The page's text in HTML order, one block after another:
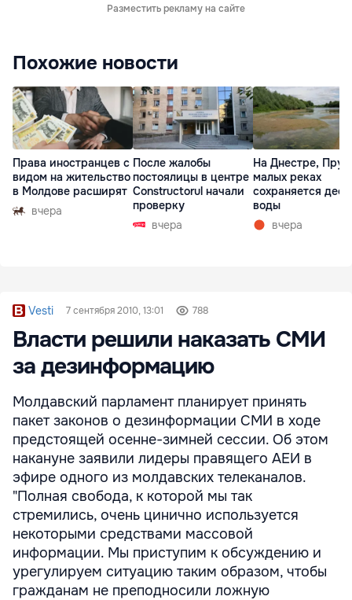
Разместить рекламу на сайте
Похожие новости
Права иностранцев с
видом на жительство
в Молдове расширят
вчера
После жалобы
постоялицы в центре
Constructorul начали
проверку
вчера
На Днестре,
малых реках
сохраняется
воды
вчера
Vesti 7 сентября 2010, 13:01 788
Власти решили наказать СМИ
за дезинформацию
Молдавский парламент планирует принять
пакет законов о дезинформации СМИ в ходе
предстоящей осенне-зимней сессии. Об этом
накануне заявили лидеры правящего АЕИ в
эфире одного из молдавских телеканалов.
"Полная свобода, к которой мы так
стремились, очень цинично используется
некоторыми средствами массовой
информации. Мы приступим к обсуждению и
урегулируем ситуацию таким образом, чтобы
гражданам не преподносили ложную